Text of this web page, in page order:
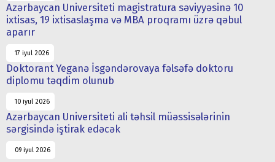
Azərbaycan Universiteti magistratura səviyyəsinə 10
ixtisas, 19 ixtisaslaşma və MBA proqramı üzrə qəbul
aparır
17 iyul 2026
Doktorant Yeganə İsgəndərovaya fəlsəfə doktoru
diplomu təqdim olunub
10 iyul 2026
Azərbaycan Universiteti ali təhsil müəssisələrinin
sərgisində iştirak edəcək
09 iyul 2026